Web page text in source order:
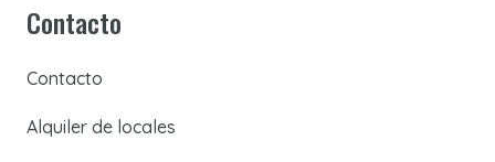
Contacto
Contacto
Alquiler de locales